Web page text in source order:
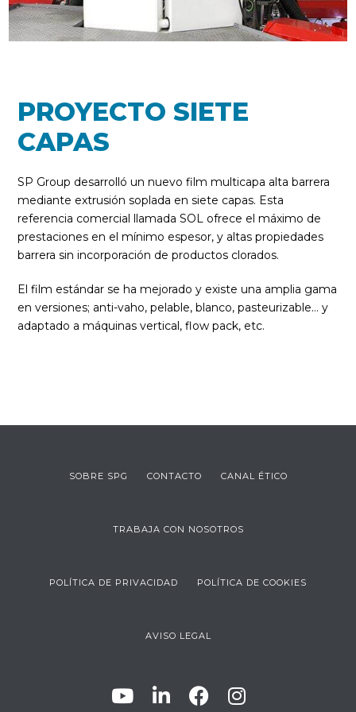
PROYECTO SIETE
CAPAS
SP Group desarrolló un nuevo film multicapa alta barrera
mediante extrusión soplada en siete capas. Esta
referencia comercial llamada SOL ofrece el máximo de
prestaciones en el mínimo espesor, y altas propiedades
barrera sin incorporación de productos clorados.
El film estándar se ha mejorado y existe una amplia gama
en versiones; anti-vaho, pelable, blanco, pasteurizable… y
adaptado a máquinas vertical, flow pack, etc.
SOBRE SPG CONTACTO CANAL ÉTICO
TRABAJA CON NOSOTROS
POLÍTICA DE PRIVACIDAD POLÍTICA DE COOKIES
AVISO LEGAL